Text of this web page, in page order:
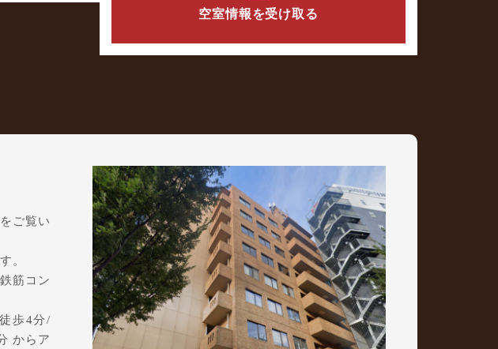
空室情報を受け取る
ご覧い
。
筋コン
歩4分/
からア